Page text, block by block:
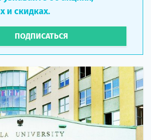
и скидках.
ПОДПИСАТЬСЯ